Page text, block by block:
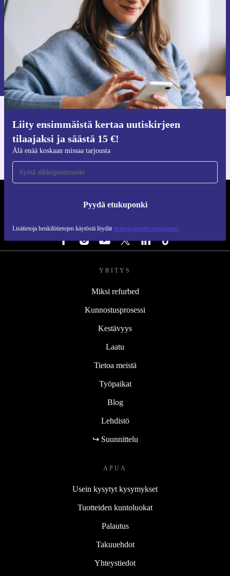
Liity ensimmäistä kertaa uutiskirjeen
tilaajaksi ja säästä 15 €!
Älä enää koskaan missaa tarjousta
Pyydä etukuponki
Lisätietoja henkilötietojen käytöstä löydät tietosuojaselosteestamme
Pyydä etukuponki
Lisätietoja henkilötietojen käytöstä löydättietosuojaselosteestamme.
iOS:lle ja Androidille
YRITYS
Miksi refurbed
Kunnostusprosessi
Kestävyys
Laatu
Tietoa meistä
Työpaikat
Blog
Lehdistö
↪ Suunnittelu
APUA
Usein kysytyt kysymykset
Tuotteiden kuntoluokat
Palautus
Takuuehdot
Yhteystiedot